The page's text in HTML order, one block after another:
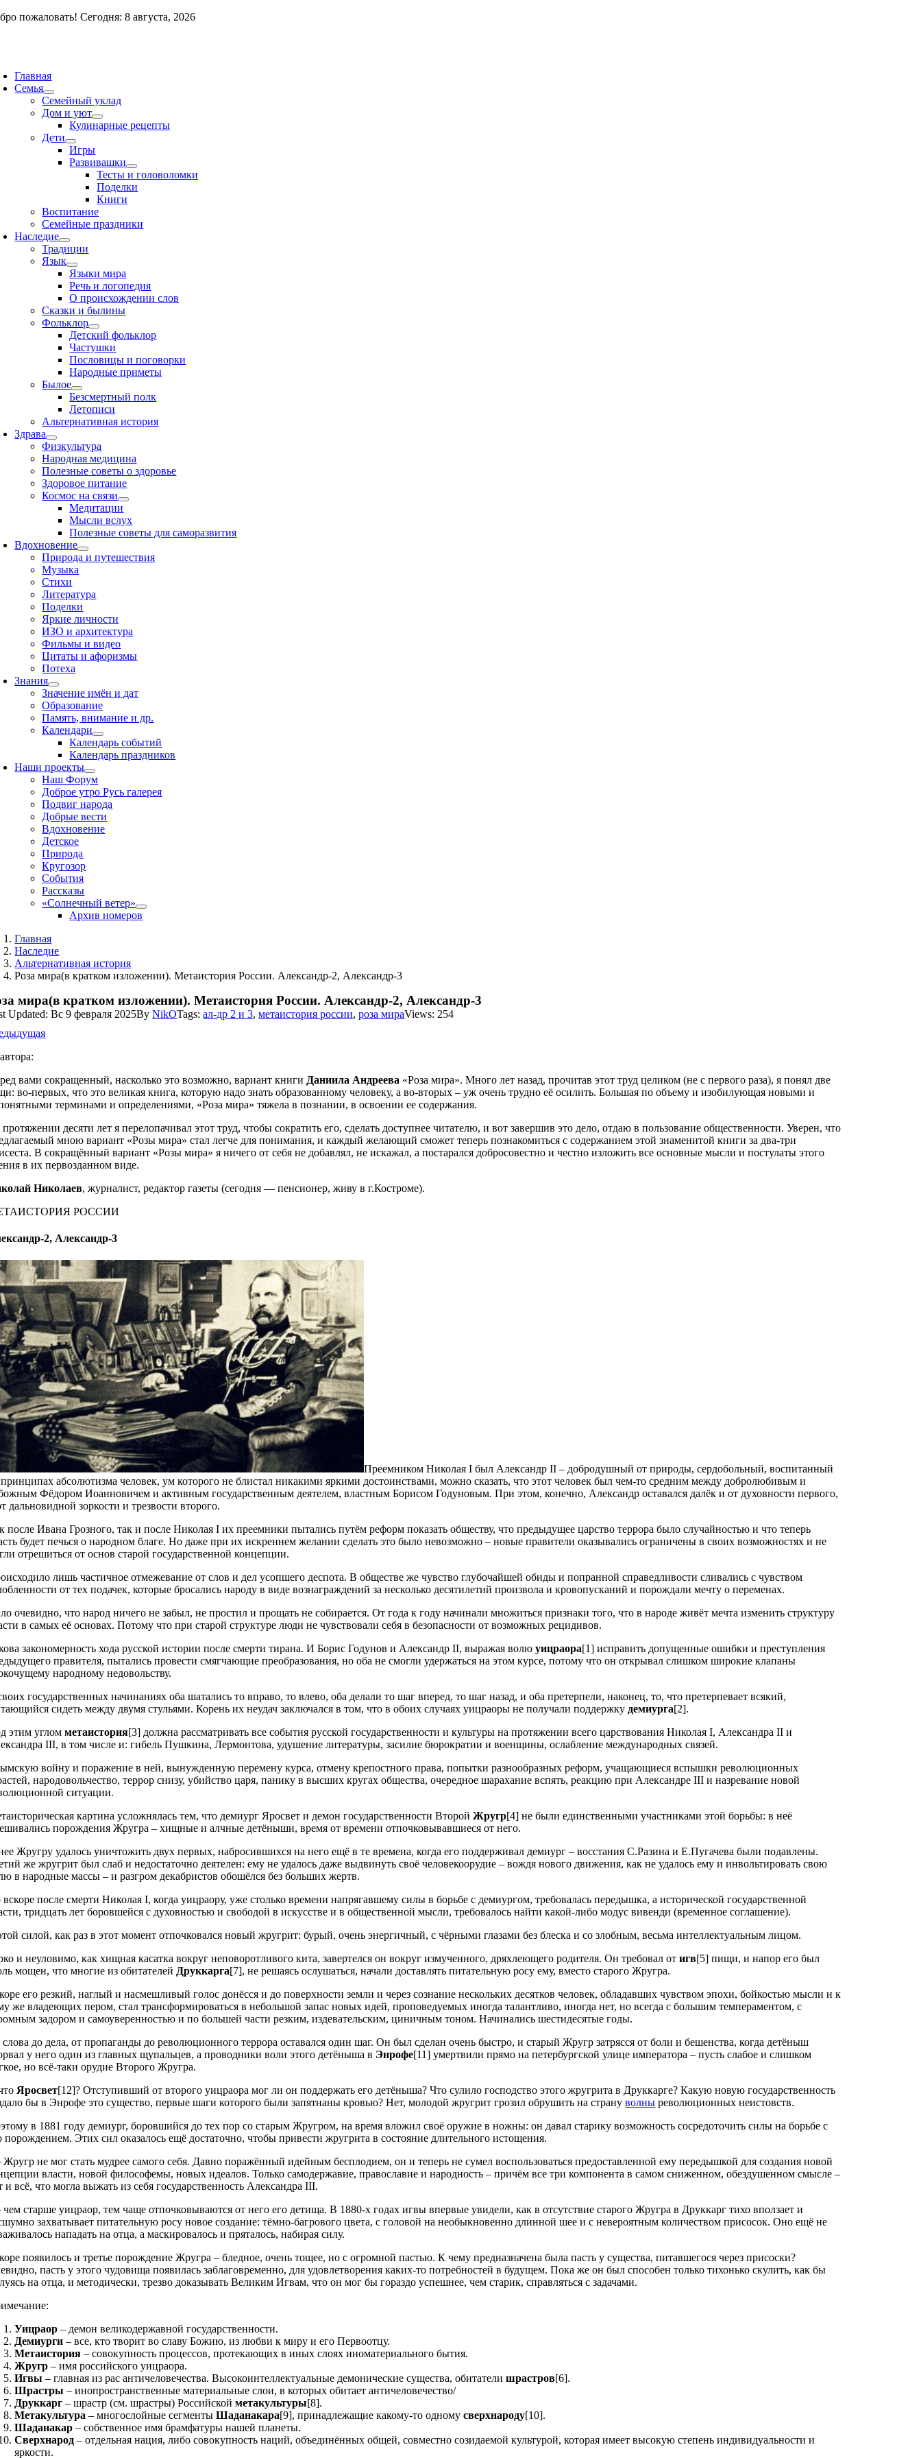
Skipпожаловать! Сегодня: 8 августа, 2026
Главная
Семья
Семейный уклад
Дом и уют
Кулинарные рецепты
Дети
Игры
Развивашки
Тесты и головоломки
Поделки
Книги
Воспитание
Семейные праздники
Наследие
Традиции
Язык
Языки мира
Речь и логопедия
О происхождении слов
Сказки и былины
Фольклор
Детский фольклор
Частушки
Пословицы и поговорки
Народные приметы
Былое
Безсмертный полк
Летописи
Альтернативная история
Здрава
Физкультура
Народная медицина
Полезные советы о здоровье
Здоровое питание
Космос на связи
Медитации
Мысли вслух
Полезные советы для саморазвития
Вдохновение
Природа и путешествия
Музыка
Стихи
Литература
Поделки
Яркие личности
ИЗО и архитектура
Фильмы и видео
Цитаты и афоризмы
Потеха
Знания
Значение имён и дат
Образование
Память, внимание и др.
Календари
Календарь событий
Календарь праздников
Наши проекты
Наш Форум
Доброе утро Русь галерея
Подвиг народа
Добрые вести
Вдохновение
Детское
Природа
Кругозор
События
Рассказы
«Солнечный ветер»
Архив номеров
Главная
Наследие
Альтернативная история
Роза мира(в кратком изложении). Метаистория России. Александр-2, Александр-3
мира(в кратком изложении). Метаистория России. Александр-2, Александр-3
Updated: Вс 9 февраля 2025ByNikOTags:ал-др 2 и 3,метаистория россии,роза мираViews: 254
вами сокращенный, насколько это возможно, вариант книги Даниила Андреева «Роза мира». Много лет назад, прочитав этот труд целиком (не с первого раза), я понял две
во-первых, что это великая книга, которую надо знать образованному человеку, а во-вторых – уж очень трудно её осилить. Большая по объему и изобилующая новыми и
терминами и определениями, «Роза мира» тяжела в познании, в освоении ее содержания.
десяти лет я перелопачивал этот труд, чтобы сократить его, сделать доступнее читателю, и вот завершив это дело, отдаю в пользование общественности. Уверен, что
мною вариант «Розы мира» стал легче для понимания, и каждый желающий сможет теперь познакомиться с содержанием этой знаменитой книги за два-три
В сокращённый вариант «Розы мира» я ничего от себя не добавлял, не искажал, а постарался добросовестно и честно изложить все основные мысли и постулаты этого
в их первозданном виде.
Николаев, журналист, редактор газеты (сегодня — пенсионер, живу в г.Костроме).
РОССИИ
2, Александр-3
Преемником Николая I был Александр II – добродушный от природы, сердобольный, воспитанный
абсолютизма человек, ум которого не блистал никакими яркими достоинствами, можно сказать, что этот человек был чем-то средним между добролюбивым и
Фёдором Иоанновичем и активным государственным деятелем, властным Борисом Годуновым. При этом, конечно, Александр оставался далёк и от духовности первого,
дальновидной зоркости и трезвости второго.
после Ивана Грозного, так и после Николая I их преемники пытались путём реформ показать обществу, что предыдущее царство террора было случайностью и что теперь
будет печься о народном благе. Но даже при их искреннем желании сделать это было невозможно – новые правители оказывались ограничены в своих возможностях и не
отрешиться от основ старой государственной концепции.
лишь частичное отмежевание от слов и дел усопшего деспота. В обществе же чувство глубочайшей обиды и попранной справедливости сливались с чувством
от тех подачек, которые бросались народу в виде вознаграждений за несколько десятилетий произвола и кровопусканий и порождали мечту о переменах.
очевидно, что народ ничего не забыл, не простил и прощать не собирается. От года к году начинали множиться признаки того, что в народе живёт мечта изменить структуру
в самых её основах. Потому что при старой структуре люди не чувствовали себя в безопасности от возможных рецидивов.
закономерность хода русской истории после смерти тирана. И Борис Годунов и Александр II, выражая волюуицраора[1] исправить допущенные ошибки и преступления
правителя, пытались провести смягчающие преобразования, но оба не смогли удержаться на этом курсе, потому что он открывал слишком широкие клапаны
народному недовольству.
государственных начинаниях оба шатались то вправо, то влево, оба делали то шаг вперед, то шаг назад, и оба претерпели, наконец, то, что претерпевает всякий,
сидеть между двумя стульями. Корень их неудач заключался в том, что в обоих случаях уицраоры не получали поддержку демиурга[2].
этим угломметаистория[3] должна рассматривать все события русской государственности и культуры на протяжении всего царствования Николая I, Александра II и
III, в том числе и: гибель Пушкина, Лермонтова, удушение литературы, засилие бюрократии и военщины, ослабление международных связей.
войну и поражение в ней, вынужденную перемену курса, отмену крепостного права, попытки разнообразных реформ, учащающиеся вспышки революционных
народовольчество, террор снизу, убийство царя, панику в высших кругах общества, очередное шарахание вспять, реакцию при Александре III и назревание новой
ситуации.
картина усложнялась тем, что демиург Яросвет и демон государственности ВторойЖругр[4] не были единственными участниками этой борьбы: в неё
порождения Жругра – хищные и алчные детёныши, время от времени отпочковывавшиеся от него.
Жругру удалось уничтожить двух первых, набросившихся на него ещё в те времена, когда его поддерживал демиург – восстания С.Разина и Е.Пугачева были подавлены.
же жругрит был слаб и недостаточно деятелен: ему не удалось даже выдвинуть своё человекоорудие – вождя нового движения, как не удалось ему и инвольтировать свою
в народные массы – и разгром декабристов обошёлся без больших жертв.
после смерти Николая I, когда уицраору, уже столько времени напрягавшему силы в борьбе с демиургом, требовалась передышка, а исторической государственной
тридцать лет боровшейся с духовностью и свободой в искусстве и в общественной мысли, требовалось найти какой-либо модус вивенди (временное соглашение).
силой, как раз в этот момент отпочковался новый жругрит: бурый, очень энергичный, с чёрными глазами без блеска и со злобным, весьма интеллектуальным лицом.
и неуловимо, как хищная касатка вокруг неповоротливого кита, завертелся он вокруг измученного, дряхлеющего родителя. Он требовал отигв[5] пищи, и напор его был
мощен, что многие из обитателей Друккарга[7], не решаясь ослушаться, начали доставлять питательную росу ему, вместо старого Жругра.
его резкий, наглый и насмешливый голос донёсся и до поверхности земли и через сознание нескольких десятков человек, обладавших чувством эпохи, бойкостью мысли и к
же владеющих пером, стал трансформироваться в небольшой запас новых идей, проповедуемых иногда талантливо, иногда нет, но всегда с большим темпераментом, с
задором и самоуверенностью и по большей части резким, издевательским, циничным тоном. Начинались шестидесятые годы.
до дела, от пропаганды до революционного террора оставался один шаг. Он был сделан очень быстро, и старый Жругр затрясся от боли и бешенства, когда детёныш
у него один из главных щупальцев, а проводники воли этого детёныша в Энрофе[11] умертвили прямо на петербургской улице императора – пусть слабое и слишком
но всё-таки орудие Второго Жругра.
Яросвет[12]? Отступивший от второго уицраора мог ли он поддержать его детёныша? Что сулило господство этого жругрита в Друккарге? Какую новую государственность
бы в Энрофе это существо, первые шаги которого были запятнаны кровью? Нет, молодой жругрит грозил обрушить на странуволны революционных неистовств.
в 1881 году демиург, боровшийся до тех пор со старым Жругром, на время вложил своё оружие в ножны: он давал старику возможность сосредоточить силы на борьбе с
порождением. Этих сил оказалось ещё достаточно, чтобы привести жругрита в состояние длительного истощения.
не мог стать мудрее самого себя. Давно поражённый идейным бесплодием, он и теперь не сумел воспользоваться предоставленной ему передышкой для создания новой
власти, новой философемы, новых идеалов. Только самодержавие, православие и народность – причём все три компонента в самом сниженном, обездушенном смысле –
и всё, что могла выжать из себя государственность Александра III.
старше уицраор, тем чаще отпочковываются от него его детища. В 1880-х годах игвы впервые увидели, как в отсутствие старого Жругра в Друккарг тихо вползает и
захватывает питательную росу новое создание: тёмно-багрового цвета, с головой на необыкновенно длинной шее и с невероятным количеством присосок. Оно ещё не
нападать на отца, а маскировалось и пряталось, набирая силу.
появилось и третье порождение Жругра – бледное, очень тощее, но с огромной пастью. К чему предназначена была пасть у существа, питавшегося через присоски?
пасть у этого чудовища появилась заблаговременно, для удовлетворения каких-то потребностей в будущем. Пока же он был способен только тихонько скулить, как бы
на отца, и методически, трезво доказывать Великим Игвам, что он мог бы гораздо успешнее, чем старик, справляться с задачами.
Уицраор – демон великодержавной государственности.
Демиурги – все, кто творит во славу Божию, из любви к миру и его Первоотцу.
Метаистория – совокупность процессов, протекающих в иных слоях иноматериального бытия.
Жругр – имя российского уицраора.
Игвы – главная из рас античеловечества. Высокоинтеллектуальные демонические существа, обитателишрастров[6].
Шрастры – инопространственные материальные слои, в которых обитает античеловечество/
Друккарг – шрастр (см. шрастры) Российской метакультуры[8].
Метакультура – многослойные сегментыШаданакара[9], принадлежащие какому-то одномусверхнароду[10].
Шаданакар – собственное имя брамфатуры нашей планеты.
Сверхнарод – отдельная нация, либо совокупность наций, объединённых общей, совместно созидаемой культурой, которая имеет высокую степень индивидуальности и
яркости.